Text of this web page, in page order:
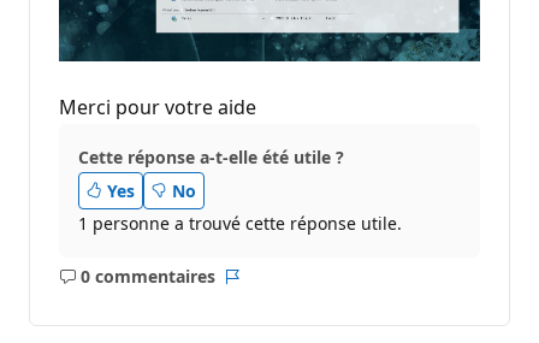
Merci pour votre aide
Cette réponse a-t-elle été utile ?
Yes
No
1 personne a trouvé cette réponse utile.
0 commentaires
Aucun